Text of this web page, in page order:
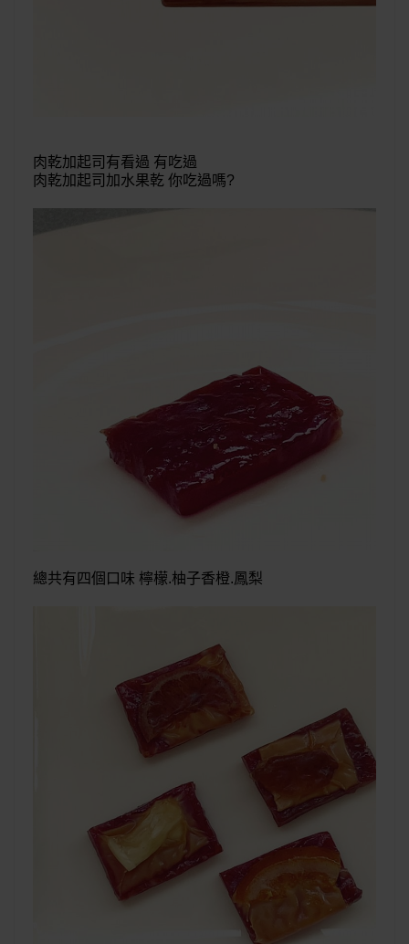
肉乾加起司有看過 有吃過
肉乾加起司加水果乾 你吃過嗎?
總共有四個口味 檸檬.柚子香橙.鳳梨